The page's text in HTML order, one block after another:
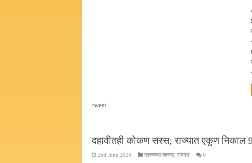
tweet
दहावीतही कोकण सरस; राज्यात एकूण निकाल
2nd June 2023 महत्वाच्या बातम्या, रायगड 0